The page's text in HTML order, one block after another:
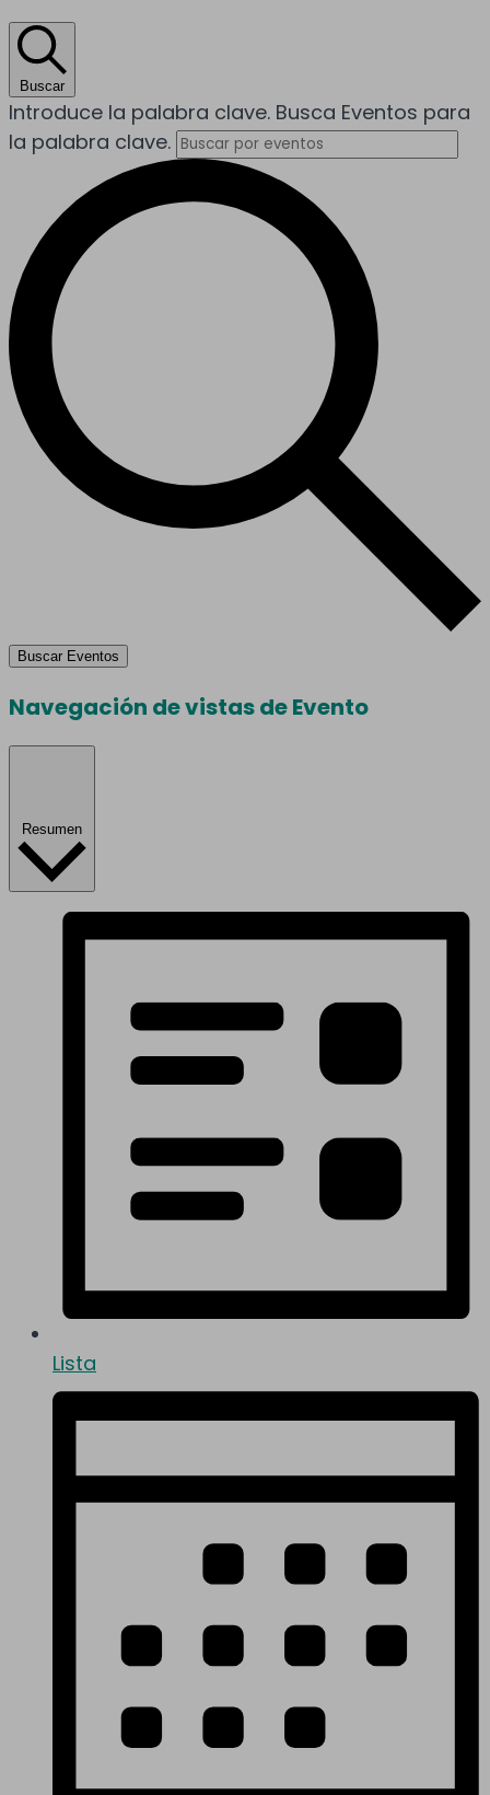
Buscar
Introduce la palabra clave. Busca Eventos para
la palabra clave.
Buscar Eventos
Navegación de vistas de Evento
Resumen
Lista